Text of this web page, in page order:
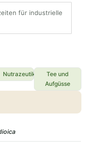
für industrielle
Nutrazeutika
Tee und
Aufgüsse